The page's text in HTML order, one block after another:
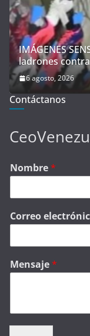
IMÁGENES
ladrones
6 agosto, 2026
Contáctanos
Nombre*
Correo
Mensaje*